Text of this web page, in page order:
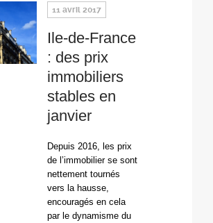
11 avril 2017
Ile-de-France
: des prix
immobiliers
stables en
janvier
Depuis 2016, les prix
de l’immobilier se sont
nettement tournés
vers la hausse,
encouragés en cela
par le dynamisme du